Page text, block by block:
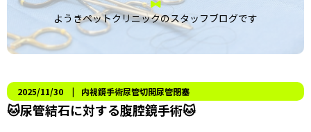
ようきペットクリニックのスタッフブログです
🐱尿管結石に対する腹腔鏡手術🐱
2025/11/30 内視鏡手術尿管切開尿管閉塞